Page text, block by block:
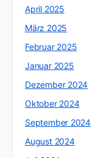
April 2025
März 2025
Februar 2025
Januar 2025
Dezember 2024
Oktober 2024
September 2024
August 2024